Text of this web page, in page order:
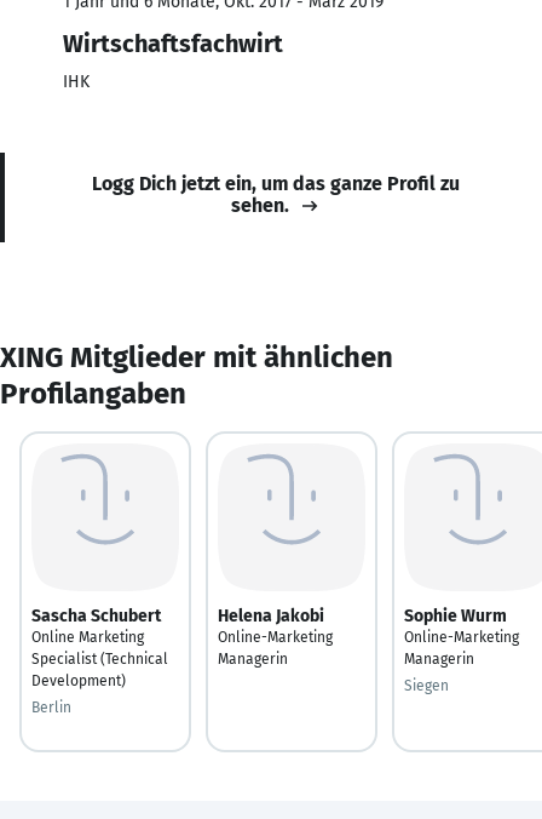
Wirtschaftsfachwirt
IHK
Logg Dich jetzt ein, um das ganze Profil zu
sehen.
XING Mitglieder mit ähnlichen
Profilangaben
Sascha Schubert
Online Marketing
Specialist (Technical
Development)
Berlin
Helena Jakobi
Online-Marketing
Managerin
Sophie Wurm
Online-Marketing
Managerin
Siegen